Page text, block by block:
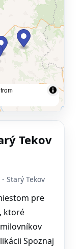
Tekov
Starý Tekov
pre
ktoré
Spoznaj